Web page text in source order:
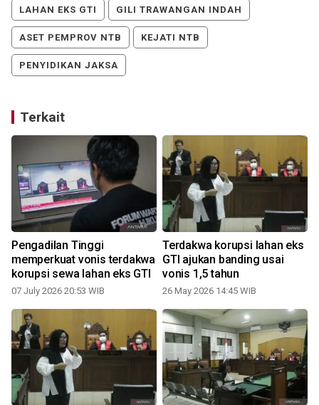
LAHAN EKS GTI GILI TRAWANGAN INDAH
ASET PEMPROV NTB KEJATI NTB
PENYIDIKAN JAKSA
Terkait
Pengadilan Tinggi
memperkuat vonis terdakwa
korupsi sewa lahan eks GTI
07 July 2026 20:53 WIB
Terdakwa korupsi lahan eks
GTI ajukan banding usai
vonis 1,5 tahun
26 May 2026 14:45 WIB